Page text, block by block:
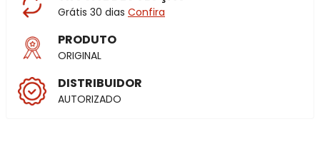
Grátis 30 dias Confira
PRODUTO
ORIGINAL
DISTRIBUIDOR
AUTORIZADO